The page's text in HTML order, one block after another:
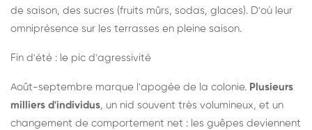
de saison, des sucres (fruits mûrs, sodas, glaces). D'où leur
omniprésence sur les terrasses en pleine saison.
Fin d'été : le pic d'agressivité
Août-septembre marque l'apogée de la colonie. Plusieurs
milliers d'individus, un nid souvent très volumineux, et un
changement de comportement net : les guêpes deviennent